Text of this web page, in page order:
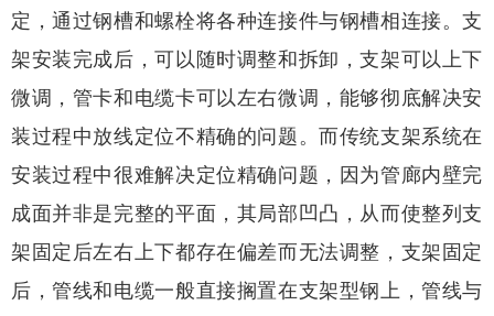
定，通过钢槽和螺栓将各种连接件与钢槽相连接。支
架安装完成后，可以随时调整和拆卸，支架可以上下
微调，管卡和电缆卡可以左右微调，能够彻底解决安
装过程中放线定位不精确的问题。而传统支架系统在
安装过程中很难解决定位精确问题，因为管廊内壁完
成面并非是完整的平面，其局部凹凸，从而使整列支
架固定后左右上下都存在偏差而无法调整，支架固定
后，管线和电缆一般直接搁置在支架型钢上，管线与